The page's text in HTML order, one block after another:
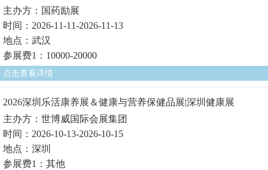
主办方：国药励展
时间：2026-11-11-2026-11-13
地点：武汉
参展费1：10000-20000
点击查看详情
2026深圳乐活康养展＆健康与营养保健品展|深圳健康展
主办方：世博威国际会展集团
时间：2026-10-13-2026-10-15
地点：深圳
参展费1：其他